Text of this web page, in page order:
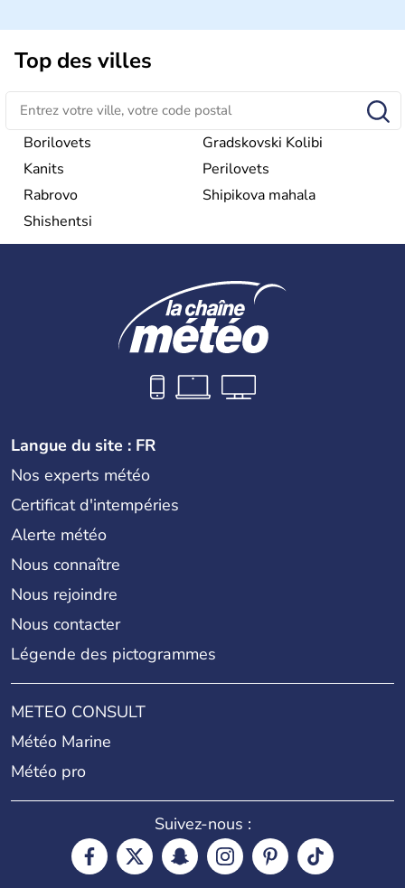
Pays situé dans la péninsule balkanique, laBulgarieest
bordée par la mer Noire à l’est, par la Grèce et la Turquie
au Sud. Très puissant au Moyen-Âge, c’est aujourd’hui
une république parlementaire démocratique. La principale
caractéristique de laBulgarieest sa division en bandes de
montagnes et de plaines orientées est-ouest.
Top des villes
Borilovets
Gradskovski Kolibi
Kanits
Perilovets
Rabrovo
Shipikova mahala
Shishentsi
Langue du site : FR
Nos experts météo
Certificat d'intempéries
Alerte météo
Nous connaître
Nous rejoindre
Nous contacter
Légende des pictogrammes
METEO CONSULT
Météo Marine
Météo pro
Suivez-nous :